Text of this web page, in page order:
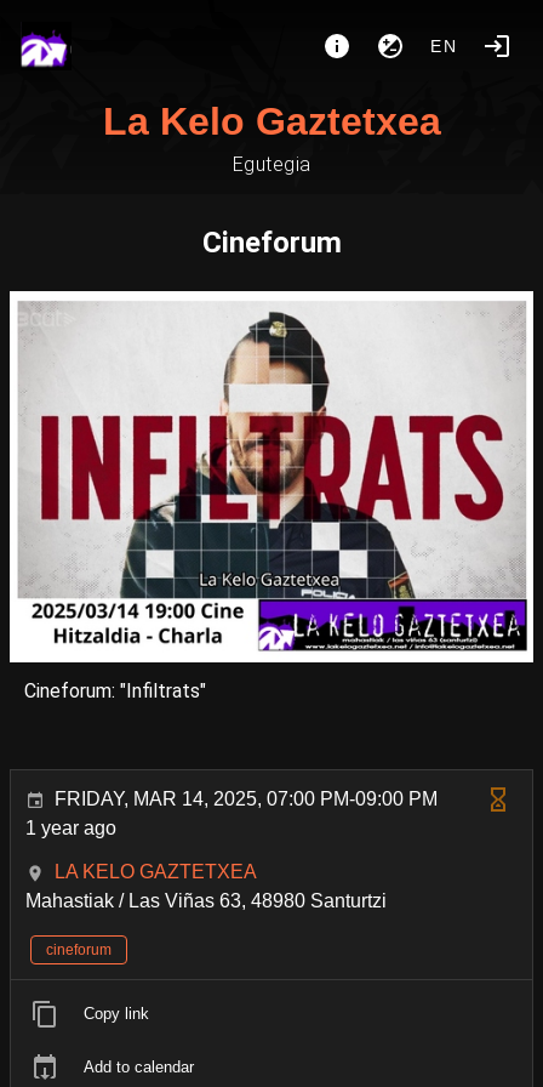
EN
La Kelo Gaztetxea
Egutegia
Cineforum
Cineforum: "Infiltrats"
FRIDAY, MAR 14, 2025, 07:00 PM-09:00 PM
1 year ago
LA KELO GAZTETXEA
Mahastiak / Las Viñas 63, 48980 Santurtzi
cineforum
Copy link
Add to calendar